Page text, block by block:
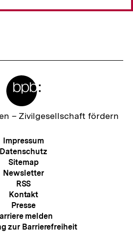
– Zivilgesellschaft fördern
Meta-
Navigation
Impressum
Datenschutz
Sitemap
Newsletter
RSS
Kontakt
Presse
melden
zur Barrierefreiheit